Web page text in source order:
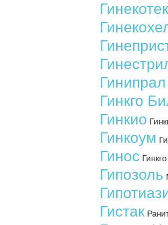
Гинипрал
Гинкго
Гинкио
Гинкоум
Гинос
Гипозоль
Гистак